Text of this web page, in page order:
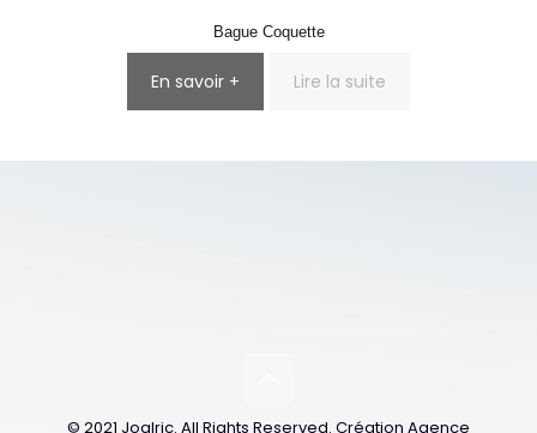
Bague Coquette
En savoir + Lire la suite
© 2021 Joalric. All Rights Reserved. Création Agence